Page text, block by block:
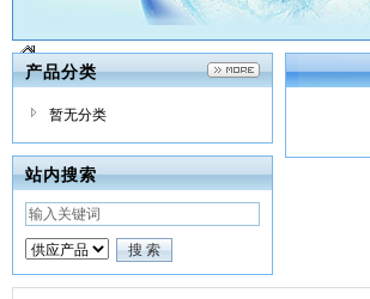
产品分类
暂无分类
站内搜索